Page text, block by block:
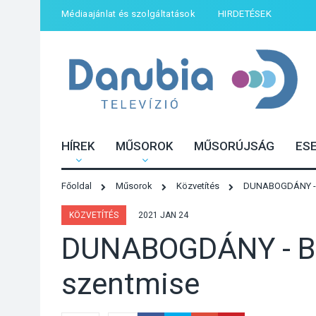
Médiaajánlat és szolgáltatások HIRDETÉSEK
HÍREK MŰSOROK MŰSORÚJSÁG
Főoldal Műsorok Közvetítés
KÖZVETÍTÉS 2021 JAN 24
DUNABOGDÁNY -
szentmise